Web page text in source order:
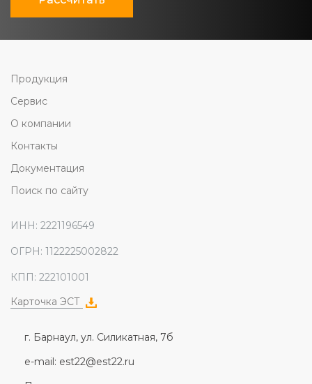
Продукция
Сервис
О компании
Контакты
Документация
Поиск по сайту
ИНН: 2221196549
ОГРН: 1122225002822
КПП: 222101001
Карточка ЭСТ
г. Барнаул, ул. Силикатная, 7б
e-mail: est22@est22.ru